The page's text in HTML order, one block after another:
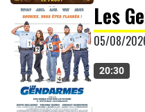
Les
05/08/
20:30